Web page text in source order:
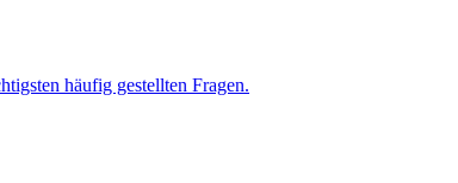
häufig gestellten Fragen.